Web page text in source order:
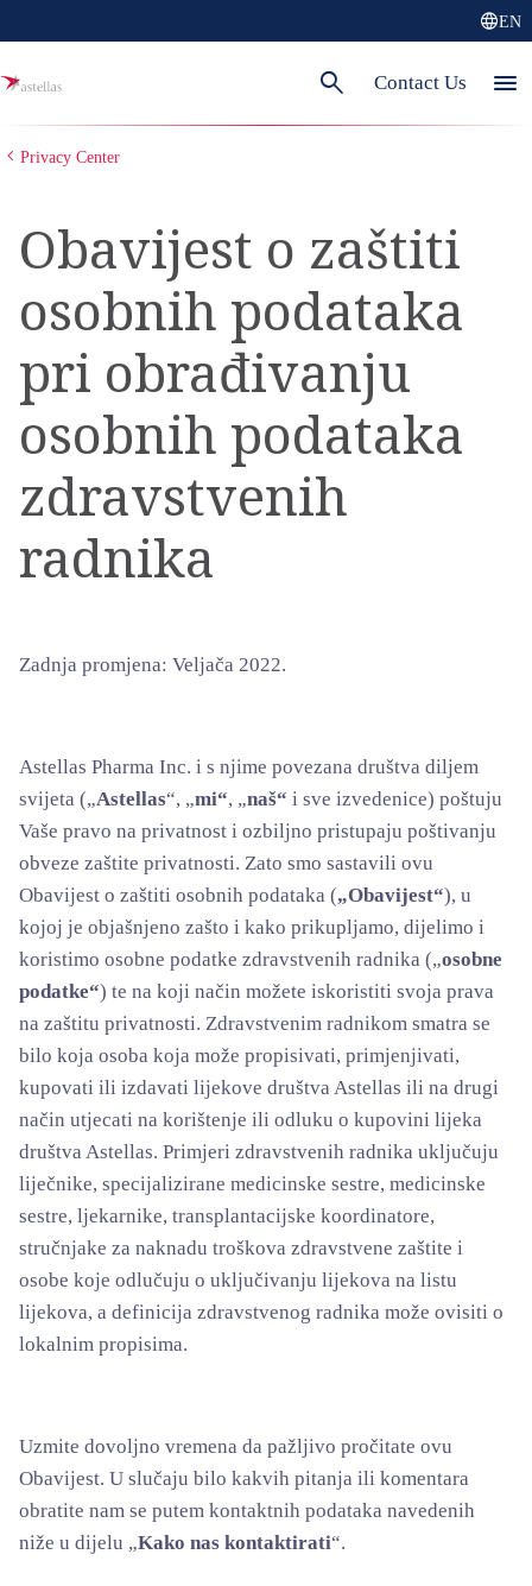
languageEN
search Contact Us menu
Privacy Center
Obavijest o zaštiti
osobnih podataka
pri obrađivanju
osobnih podataka
zdravstvenih
radnika
Zadnja promjena: Veljača 2022.
Astellas Pharma Inc. i s njime povezana društva diljem
svijeta („Astellas“, „mi“, „naš“ i sve izvedenice) poštuju
Vaše pravo na privatnost i ozbiljno pristupaju poštivanju
obveze zaštite privatnosti. Zato smo sastavili ovu
Obavijest o zaštiti osobnih podataka („Obavijest“), u
kojoj je objašnjeno zašto i kako prikupljamo, dijelimo i
koristimo osobne podatke zdravstvenih radnika („osobne
podatke“) te na koji način možete iskoristiti svoja prava
na zaštitu privatnosti. Zdravstvenim radnikom smatra se
bilo koja osoba koja može propisivati, primjenjivati,
kupovati ili izdavati lijekove društva Astellas ili na drugi
način utjecati na korištenje ili odluku o kupovini lijeka
društva Astellas. Primjeri zdravstvenih radnika uključuju
liječnike, specijalizirane medicinske sestre, medicinske
sestre, ljekarnike, transplantacijske koordinatore,
stručnjake za naknadu troškova zdravstvene zaštite i
osobe koje odlučuju o uključivanju lijekova na listu
lijekova, a definicija zdravstvenog radnika može ovisiti o
lokalnim propisima.
Uzmite dovoljno vremena da pažljivo pročitate ovu
Obavijest. U slučaju bilo kakvih pitanja ili komentara
obratite nam se putem kontaktnih podataka navedenih
niže u dijelu „Kako nas kontaktirati“.